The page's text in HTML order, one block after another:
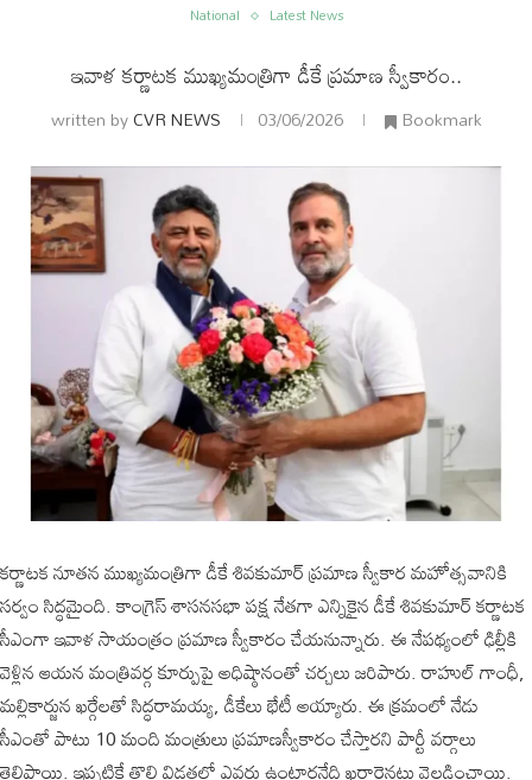
National Latest News
ఇవాళ కర్ణాటక ముఖ్యమంత్రిగా డీకే ప్రమాణ స్వీకారం..
written byCVR NEWS 03/06/2026 Bookmark
కర్ణాటక నూతన ముఖ్యమంత్రిగా డీకే శివకుమార్ ప్రమాణ స్వీకార మహోత్సవానికి
సర్వం సిద్ధమైంది. కాంగ్రెస్ శాసనసభా పక్ష నేతగా ఎన్నికైన డీకే శివకుమార్ కర్ణాటక
సీఎంగా ఇవాళ సాయంత్రం ప్రమాణ స్వీకారం చేయనున్నారు. ఈ నేపథ్యంలో ఢిల్లీకి
వెళ్లిన ఆయన మంత్రివర్గ కూర్పుపై అధిష్ఠానంతో చర్చలు జరిపారు. రాహుల్ గాంధీ,
మల్లికార్జున ఖర్గేలతో సిద్ధరామయ్య, డీకేలు భేటీ అయ్యారు. ఈ క్రమంలో నేడు
సీఎంతో పాటు 10 మంది మంత్రులు ప్రమాణస్వీకారం చేస్తారని పార్టీ వర్గాలు
తెలిపాయి. ఇప్పటికే తొలి విడతలో ఎవరు ఉంటారనేది ఖరారైనట్టు వెల్లడించాయి.
అంతర్జాతీయం